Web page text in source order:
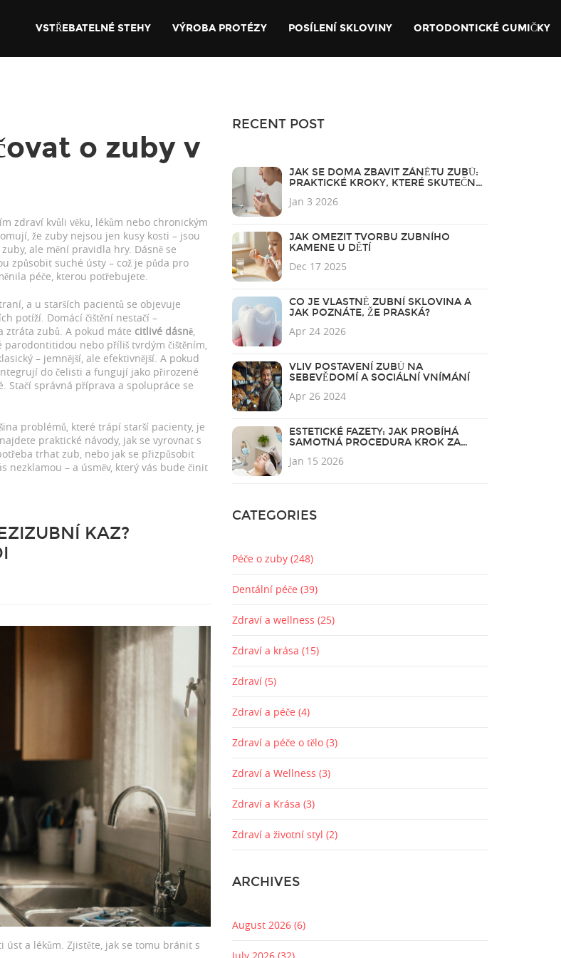
VSTŘEBATELNÉ STEHY VÝROBA PROTÉZY POSÍLENÍ SKLOVINY ORTODONTICKÉ GUMIČKY
o zuby v
zdraví kvůli věku, lékům nebo chronickým
že zuby nejsou jen kusy kosti – jsou
ale mění pravidla hry. Dásně se
způsobit suché ústy – což je půda pro
péče, kterou potřebujete.
a u starších pacientů se objevuje
potíží. Domácí čištění nestačí –
ztráta zubů. A pokud máte citlivé dásně,
parodontitidou nebo příliš tvrdým čištěním,
– jemnější, ale efektivnější. A pokud
do čelisti a fungují jako přirozené
Stačí správná příprava a spolupráce se
problémů, které trápí starší pacienty, je
praktické návody, jak se vyrovnat s
trhat zub, nebo jak se přizpůsobit
nezklamou – a úsměv, který vás bude činit
KAZ?
a lékům. Zjistěte, jak se tomu bránit s
RECENT POST
JAK SE DOMA ZBAVIT ZÁNĚTU ZUBŮ:
PRAKTICKÉ KROKY, KTERÉ SKUTEČNĚ
Jan 3 2026
JAK OMEZIT TVORBU ZUBNÍHO
KAMENE U DĚTÍ
Dec 17 2025
CO JE VLASTNĚ ZUBNÍ SKLOVINA A
JAK POZNÁTE, ŽE PRASKÁ?
Apr 24 2026
VLIV POSTAVENÍ ZUBŮ NA
SEBEVĚDOMÍ A SOCIÁLNÍ VNÍMÁNÍ
Apr 26 2024
ESTETICKÉ FAZETY: JAK PROBÍHÁ
SAMOTNÁ PROCEDURA KROK ZA
Jan 15 2026
CATEGORIES
Péče o zuby (248)
Dentální péče (39)
Zdraví a wellness (25)
Zdraví a krása (15)
Zdraví (5)
Zdraví a péče (4)
Zdraví a péče o tělo (3)
Zdraví a Wellness (3)
Zdraví a Krása (3)
Zdraví a životní styl (2)
ARCHIVES
August 2026 (6)